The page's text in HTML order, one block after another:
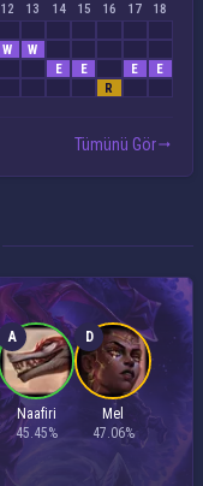
12 13 14 15 16 17
18
W
W
E E E
E
R
Tümünü Gör
A
Naafiri
45.45%
D
Mel
47.06%